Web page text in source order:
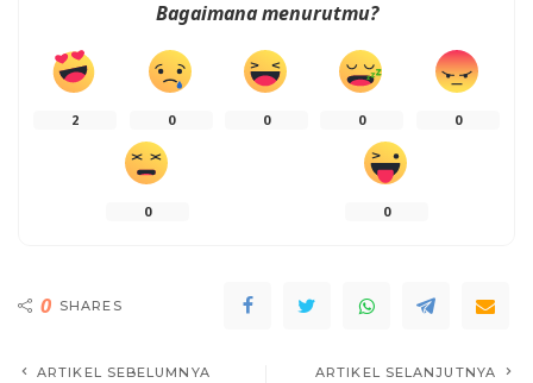
Bagaimana menurutmu?
2 0 0 0 0
0 0
0 SHARES
ARTIKEL SEBELUMNYA ARTIKEL SELANJUTNYA